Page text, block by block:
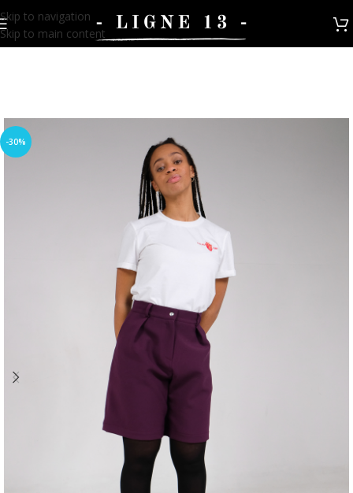
Skip to navigation
Skip to main content
-30%